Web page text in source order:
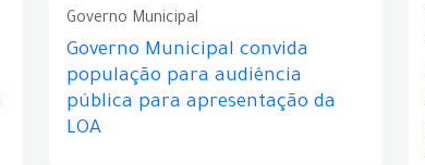
Governo Municipal
Governo Municipal convida
população para audiência
pública para apresentação da
LOA